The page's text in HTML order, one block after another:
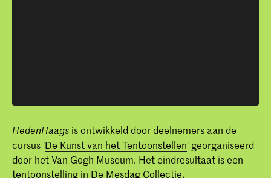
HedenHaags is ontwikkeld door deelnemers aan de
cursus 'De Kunst van het Tentoonstellen' georganiseerd
door het Van Gogh Museum. Het eindresultaat is een
tentoonstelling in De Mesdag Collectie.